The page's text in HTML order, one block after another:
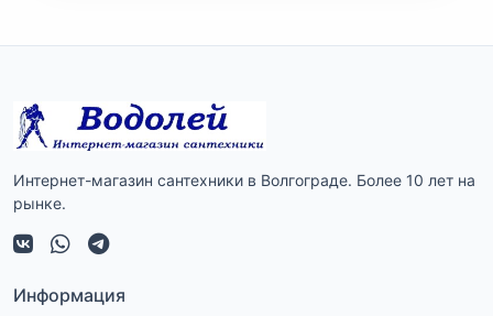
Интернет-магазин сантехники в Волгограде. Более 10 лет на
рынке.
Информация